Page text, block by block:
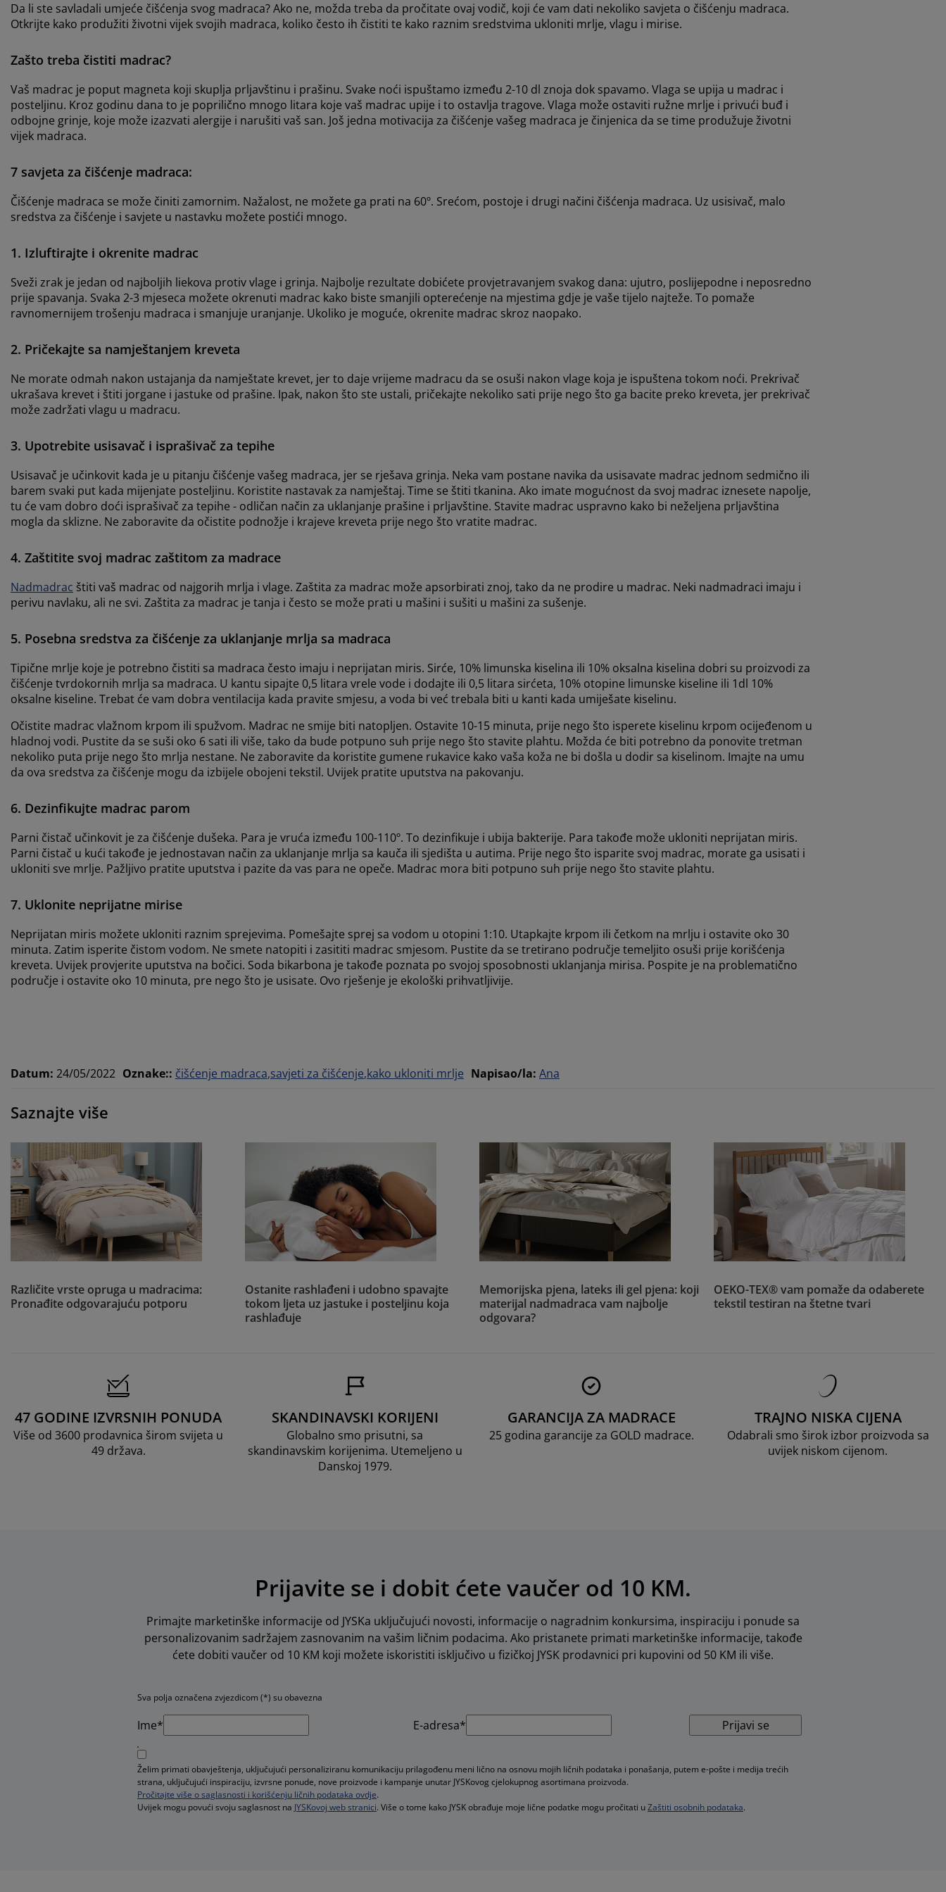
Da li ste savladali umjeće čišćenja svog madraca? Ako ne, možda treba da pročitate ovaj vodič, koji će vam dati nekoliko savjeta o čišćenju madraca.
Otkrijte kako produžiti životni vijek svojih madraca, koliko često ih čistiti te kako raznim sredstvima ukloniti mrlje, vlagu i mirise.
Zašto treba čistiti madrac?
Vaš madrac je poput magneta koji skuplja prljavštinu i prašinu. Svake noći ispuštamo između 2-10 dl znoja dok spavamo. Vlaga se upija u madrac i
posteljinu. Kroz godinu dana to je poprilično mnogo litara koje vaš madrac upije i to ostavlja tragove. Vlaga može ostaviti ružne mrlje i privući buđ i
odbojne grinje, koje može izazvati alergije i narušiti vaš san. Još jedna motivacija za čišćenje vašeg madraca je činjenica da se time produžuje životni
vijek madraca.
7 savjeta za čišćenje madraca:
Čišćenje madraca se može činiti zamornim. Nažalost, ne možete ga prati na 60º. Srećom, postoje i drugi načini čišćenja madraca. Uz usisivač, malo
sredstva za čišćenje i savjete u nastavku možete postići mnogo.
1. Izluftirajte i okrenite madrac
Sveži zrak je jedan od najboljih liekova protiv vlage i grinja. Najbolje rezultate dobićete provjetravanjem svakog dana: ujutro, poslijepodne i neposredno
prije spavanja. Svaka 2-3 mjeseca možete okrenuti madrac kako biste smanjili opterećenje na mjestima gdje je vaše tijelo najteže. To pomaže
ravnomernijem trošenju madraca i smanjuje uranjanje. Ukoliko je moguće, okrenite madrac skroz naopako.
2. Pričekajte sa namještanjem kreveta
Ne morate odmah nakon ustajanja da namještate krevet, jer to daje vrijeme madracu da se osuši nakon vlage koja je ispuštena tokom noći. Prekrivač
ukrašava krevet i štiti jorgane i jastuke od prašine. Ipak, nakon što ste ustali, pričekajte nekoliko sati prije nego što ga bacite preko kreveta, jer prekrivač
može zadržati vlagu u madracu.
3. Upotrebite usisavač i isprašivač za tepihe
Usisavač je učinkovit kada je u pitanju čišćenje vašeg madraca, jer se rješava grinja. Neka vam postane navika da usisavate madrac jednom sedmično ili
barem svaki put kada mijenjate posteljinu. Koristite nastavak za namještaj. Time se štiti tkanina. Ako imate mogućnost da svoj madrac iznesete napolje,
tu će vam dobro doći isprašivač za tepihe - odličan način za uklanjanje prašine i prljavštine. Stavite madrac uspravno kako bi neželjena prljavština
mogla da sklizne. Ne zaboravite da očistite podnožje i krajeve kreveta prije nego što vratite madrac.
4. Zaštitite svoj madrac zaštitom za madrace
Nadmadrac štiti vaš madrac od najgorih mrlja i vlage. Zaštita za madrac može apsorbirati znoj, tako da ne prodire u madrac. Neki nadmadraci imaju i
perivu navlaku, ali ne svi. Zaštita za madrac je tanja i često se može prati u mašini i sušiti u mašini za sušenje.
5. Posebna sredstva za čišćenje za uklanjanje mrlja sa madraca
Tipične mrlje koje je potrebno čistiti sa madraca često imaju i neprijatan miris. Sirće, 10% limunska kiselina ili 10% oksalna kiselina dobri su proizvodi za
čišćenje tvrdokornih mrlja sa madraca. U kantu sipajte 0,5 litara vrele vode i dodajte ili 0,5 litara sirćeta, 10% otopine limunske kiseline ili 1dl 10%
oksalne kiseline. Trebat će vam dobra ventilacija kada pravite smjesu, a voda bi već trebala biti u kanti kada umiješate kiselinu.
Očistite madrac vlažnom krpom ili spužvom. Madrac ne smije biti natopljen. Ostavite 10-15 minuta, prije nego što isperete kiselinu krpom ocijeđenom u
hladnoj vodi. Pustite da se suši oko 6 sati ili više, tako da bude potpuno suh prije nego što stavite plahtu. Možda će biti potrebno da ponovite tretman
nekoliko puta prije nego što mrlja nestane. Ne zaboravite da koristite gumene rukavice kako vaša koža ne bi došla u dodir sa kiselinom. Imajte na umu
da ova sredstva za čišćenje mogu da izbijele obojeni tekstil. Uvijek pratite uputstva na pakovanju.
6. Dezinfikujte madrac parom
Parni čistač učinkovit je za čišćenje dušeka. Para je vruća između 100-110º. To dezinfikuje i ubija bakterije. Para takođe može ukloniti neprijatan miris.
Parni čistač u kući takođe je jednostavan način za uklanjanje mrlja sa kauča ili sjedišta u autima. Prije nego što isparite svoj madrac, morate ga usisati i
ukloniti sve mrlje. Pažljivo pratite uputstva i pazite da vas para ne opeče. Madrac mora biti potpuno suh prije nego što stavite plahtu.
7. Uklonite neprijatne mirise
Neprijatan miris možete ukloniti raznim sprejevima. Pomešajte sprej sa vodom u otopini 1:10. Utapkajte krpom ili četkom na mrlju i ostavite oko 30
minuta. Zatim isperite čistom vodom. Ne smete natopiti i zasititi madrac smjesom. Pustite da se tretirano područje temeljito osuši prije korišćenja
kreveta. Uvijek provjerite uputstva na bočici. Soda bikarbona je takođe poznata po svojoj sposobnosti uklanjanja mirisa. Pospite je na problematično
područje i ostavite oko 10 minuta, pre nego što je usisate. Ovo rješenje je ekološki prihvatljivije.
Datum: 24/05/2022 Oznake:: čišćenje madraca savjeti za čišćenje kako ukloniti mrlje Napisao/la: Ana
Saznajte više
Različite vrste opruga u madracima:
Pronađite odgovarajuću potporu
Ostanite rashlađeni i udobno spavajte
tokom ljeta uz jastuke i posteljinu koja
rashlađuje
Memorijska pjena, lateks ili gel pjena: koji
materijal nadmadraca vam najbolje
odgovara?
OEKO-TEX® vam pomaže da odaberete
tekstil testiran na štetne tvari
47 GODINE IZVRSNIH PONUDA
Više od 3600 prodavnica širom svijeta u
49 država.
SKANDINAVSKI KORIJENI
Globalno smo prisutni, sa
skandinavskim korijenima. Utemeljeno u
Danskoj 1979.
GARANCIJA ZA MADRACE
25 godina garancije za GOLD madrace.
TRAJNO NISKA CIJENA
Odabrali smo širok izbor proizvoda sa
uvijek niskom cijenom.
Prijavite se i dobit ćete vaučer od 10 KM.
Primajte marketinške informacije od JYSKa uključujući novosti, informacije o nagradnim konkursima, inspiraciju i ponude sa
personalizovanim sadržajem zasnovanim na vašim ličnim podacima. Ako pristanete primati marketinške informacije, takođe
ćete dobiti vaučer od 10 KM koji možete iskoristiti isključivo u fizičkoj JYSK prodavnici pri kupovini od 50 KM ili više.
Sva polja označena zvjezdicom (*) su obavezna
Ime* E-adresa* Prijavi se
Želim primati obavještenja, uključujući personaliziranu komunikaciju prilagođenu meni lično na osnovu mojih ličnih podataka i ponašanja, putem e-pošte i medija trećih
strana, uključujući inspiraciju, izvrsne ponude, nove proizvode i kampanje unutar JYSKovog cjelokupnog asortimana proizvoda.
Pročitajte više o saglasnosti i korišćenju ličnih podataka ovdje.
Uvijek mogu povući svoju saglasnost na JYSKovoj web stranici. Više o tome kako JYSK obrađuje moje lične podatke mogu pročitati uZaštiti osobnih podataka.